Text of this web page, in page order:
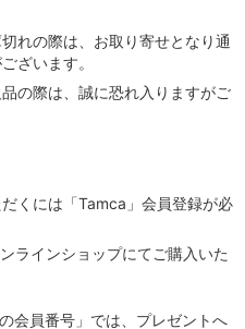
れの際は、お取り寄せとなり通
ざいます。
の際は、誠に恐れ入りますがご
くには「Tamca」会員登録が必
ラインショップにてご購⼊いた
会員番号」では、プレゼントへ